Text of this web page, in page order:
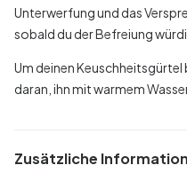
Unterwerfung und das
sobald du der Befreiung
Um deinen Keuschheitsgürtel
daran, ihn mit warmem
Zusätzliche